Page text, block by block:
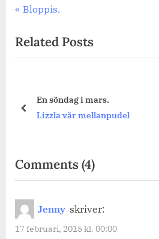
Inläggsnavigering
Previous
Bloppis.
Related Posts
En söndag i mars.
Lizzla vår mellanpudel
prev
Comments(4)on
“Måndag.”
Jenny skriver:
17 februari, 2015 kl. 00:00